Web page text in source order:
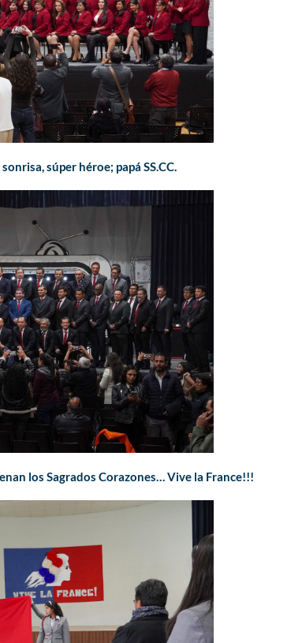
súper héroe; papá SS.CC.
los Sagrados Corazones… Vive la France!!!